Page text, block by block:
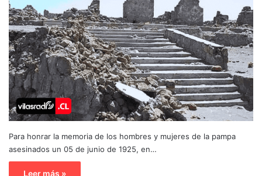
Para honrar la memoria de los hombres y mujeres de la pampa
asesinados un 05 de junio de 1925, en…
Leer más »